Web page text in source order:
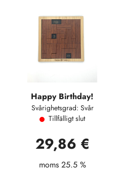
Happy Birthday!
Svårighetsgrad: Svår
Tillfälligt slut
29,86 €
moms 25.5 %